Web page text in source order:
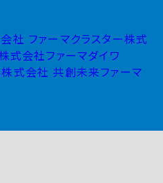
社 ファーマクラスター株式
式会社ファーマダイワ
式会社 共創未来ファーマ